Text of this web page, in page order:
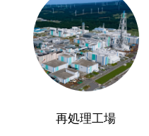
再処理工場